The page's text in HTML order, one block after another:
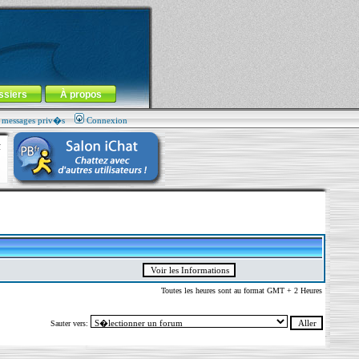
À propos
priv�s Connexion
Toutes les heures sont au format GMT + 2 Heures
Sauter vers: